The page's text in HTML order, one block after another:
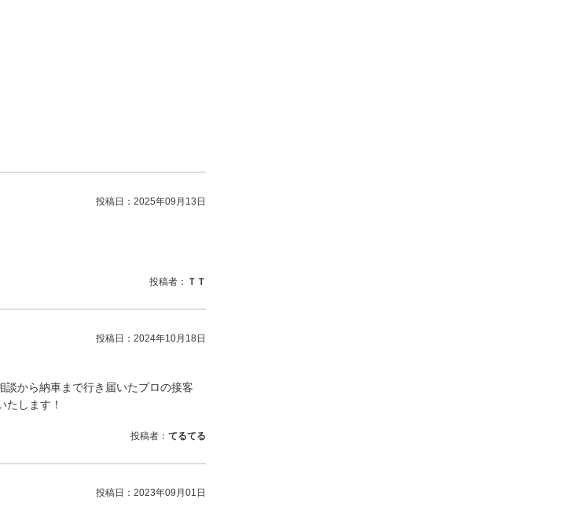
投稿日： 2025年09月13日
投稿者： ＴＴ
投稿日： 2024年10月18日
から納車まで行き届いたプロの接客
します！
投稿者： てるてる
投稿日： 2023年09月01日